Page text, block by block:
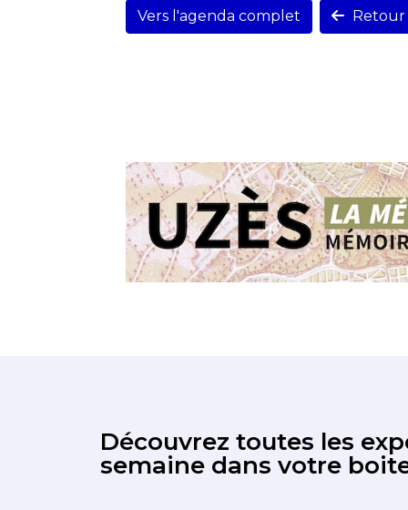
Vers l'agenda complet Retour
Découvrez toutes les
semaine dans votre